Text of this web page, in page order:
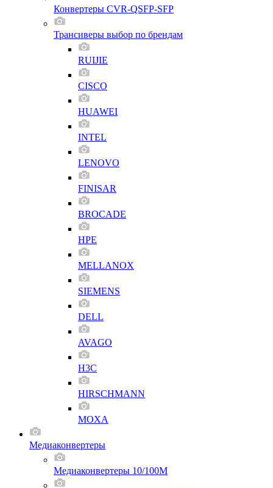
Конвертеры CVR-QSFP-SFP
Трансиверы выбор по брендам
RUIJIE
CISCO
HUAWEI
INTEL
LENOVO
FINISAR
BROCADE
HPE
MELLANOX
SIEMENS
DELL
AVAGO
H3C
HIRSCHMANN
MOXA
Медиаконвертеры
Медиаконвертеры 10/100M